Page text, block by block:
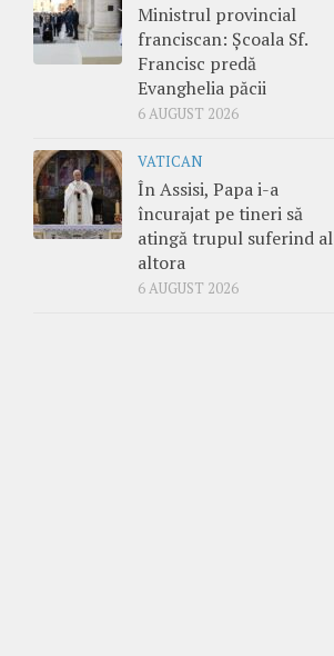
Ministrul provincial
franciscan: Școala Sf.
Francisc predă
Evanghelia păcii
6 AUGUST 2026
VATICAN
În Assisi, Papa i-a
încurajat pe tineri să
atingă trupul suferind al
altora
6 AUGUST 2026